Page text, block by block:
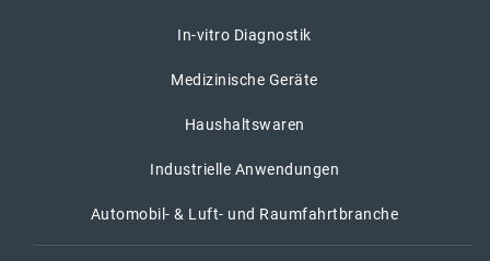
In-vitro Diagnostik
Medizinische Geräte
Haushaltswaren
Industrielle Anwendungen
Automobil- & Luft- und Raumfahrtbranche